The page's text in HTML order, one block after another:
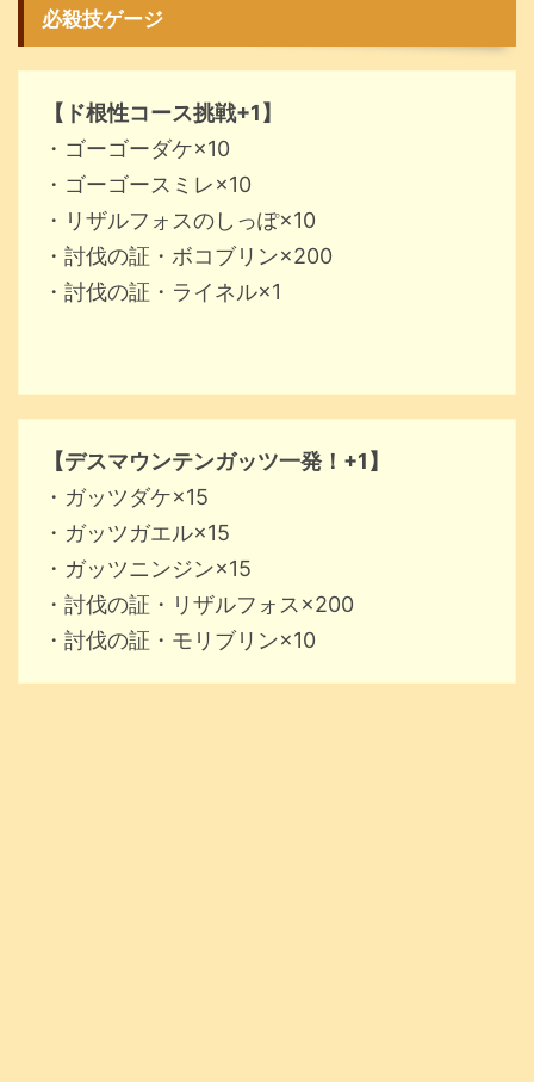
必殺技ゲージ
【ド根性コース挑戦+1】
・ゴーゴーダケ×10
・ゴーゴースミレ×10
・リザルフォスのしっぽ×10
・討伐の証・ボコブリン×200
・討伐の証・ライネル×1
【デスマウンテンガッツ一発！+1】
・ガッツダケ×15
・ガッツガエル×15
・ガッツニンジン×15
・討伐の証・リザルフォス×200
・討伐の証・モリブリン×10